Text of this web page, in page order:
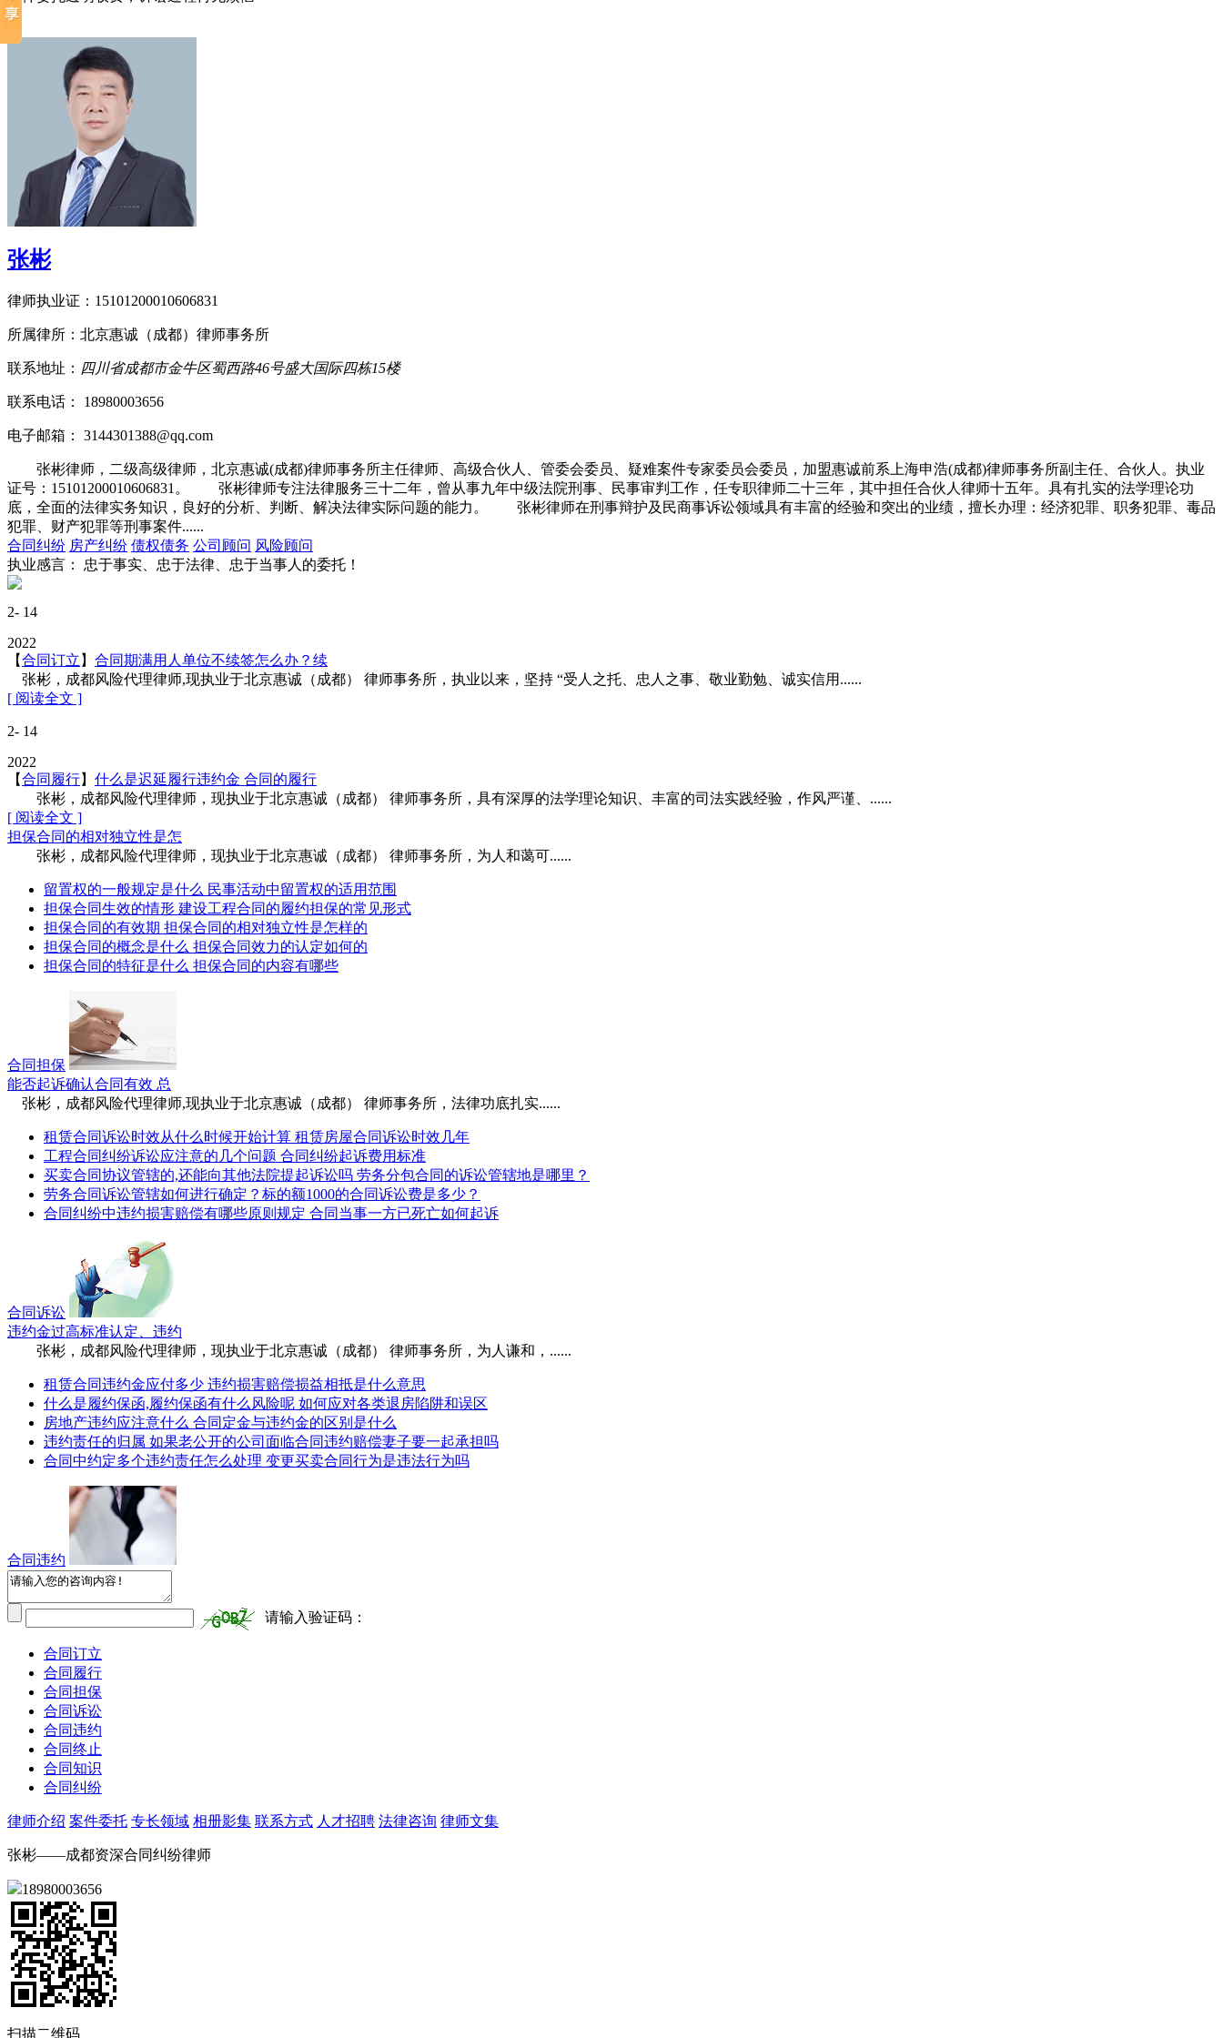
张彬
律师执业证： 15101200010606831
所属律所： 北京惠诚（成都）律师事务所
联系地址： 四川省成都市金牛区蜀西路46号盛大国际四栋15楼
联系电话： 18980003656
电子邮箱： 3144301388@qq.com
张彬律师，二级高级律师，北京惠诚(成都)律师事务所主任律师、高级合伙人、管委会委员、疑难案件专家委员会委员，加盟惠诚前系上海申浩(成都)律师事务所副主任、合伙人。执业
证号：15101200010606831。 张彬律师专注法律服务三十二年，曾从事九年中级法院刑事、民事审判工作，任专职律师二十三年，其中担任合伙人律师十五年。具有扎实的法学理论功
底，全面的法律实务知识，良好的分析、判断、解决法律实际问题的能力。 张彬律师在刑事辩护及民商事诉讼领域具有丰富的经验和突出的业绩，擅长办理：经济犯罪、职务犯罪、毒品
犯罪、财产犯罪等刑事案件......
合同纠纷 房产纠纷 债权债务 公司顾问 风险顾问
执业感言： 忠于事实、忠于法律、忠于当事人的委托！
2- 14
2022
【合同订立 】 合同期满用人单位不续签怎么办？续
张彬，成都风险代理律师,现执业于北京惠诚（成都） 律师事务所，执业以来，坚持 “受人之托、忠人之事、敬业勤勉、诚实信用......
[ 阅读全文 ]
2- 14
2022
【合同履行】 什么是迟延履行违约金 合同的履行
张彬，成都风险代理律师，现执业于北京惠诚（成都） 律师事务所，具有深厚的法学理论知识、丰富的司法实践经验，作风严谨、......
[ 阅读全文 ]
担保合同的相对独立性是怎
张彬，成都风险代理律师，现执业于北京惠诚（成都） 律师事务所，为人和蔼可......
留置权的一般规定是什么 民事活动中留置权的适用范围
担保合同生效的情形 建设工程合同的履约担保的常见形式
担保合同的有效期 担保合同的相对独立性是怎样的
担保合同的概念是什么 担保合同效力的认定如何的
担保合同的特征是什么 担保合同的内容有哪些
合同担保
能否起诉确认合同有效 总
张彬，成都风险代理律师,现执业于北京惠诚（成都） 律师事务所，法律功底扎实......
租赁合同诉讼时效从什么时候开始计算 租赁房屋合同诉讼时效几年
工程合同纠纷诉讼应注意的几个问题 合同纠纷起诉费用标准
买卖合同协议管辖的,还能向其他法院提起诉讼吗 劳务分包合同的诉讼管辖地是哪里？
劳务合同诉讼管辖如何进行确定？标的额1000的合同诉讼费是多少？
合同纠纷中违约损害赔偿有哪些原则规定 合同当事一方已死亡如何起诉
合同诉讼
违约金过高标准认定、违约
张彬，成都风险代理律师，现执业于北京惠诚（成都） 律师事务所，为人谦和，......
租赁合同违约金应付多少 违约损害赔偿损益相抵是什么意思
什么是履约保函,履约保函有什么风险呢 如何应对各类退房陷阱和误区
房地产违约应注意什么 合同定金与违约金的区别是什么
违约责任的归属 如果老公开的公司面临合同违约赔偿妻子要一起承担吗
合同中约定多个违约责任怎么处理 变更买卖合同行为是违法行为吗
合同违约
请输入验证码：
合同订立
合同履行
合同担保
合同诉讼
合同违约
合同终止
合同知识
合同纠纷
律师介绍 案件委托 专长领域 相册影集 联系方式 人才招聘 法律咨询 律师文集
张彬——成都资深合同纠纷律师
18980003656
扫描二维码